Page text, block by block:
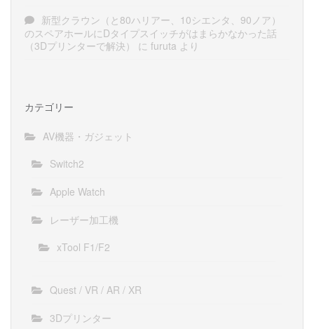
新型クラウン（と80ハリアー、10シエンタ、90ノア）
のスペアホールにDタイプスイッチがはまらかなかった話
（3Dプリンターで解決）
に furuta より
カテゴリー
AV機器・ガジェット
Switch2
Apple Watch
レーザー加工機
xTool F1/F2
Quest / VR / AR / XR
3Dプリンター